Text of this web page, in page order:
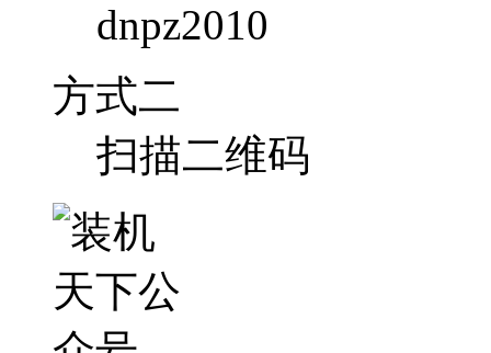
dnpz2010
方式二
扫描二维码